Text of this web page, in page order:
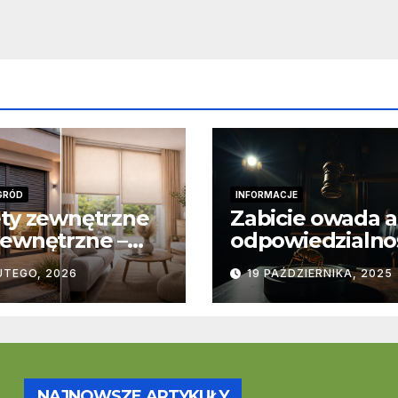
zewnętrzne
–
i
2026
INFORMACJE
Zabicie owada a
karna – jak
to w praktyce?
19 PAŹDZIERNIKA, 2025